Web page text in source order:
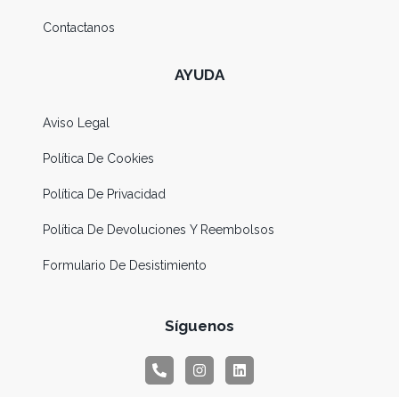
Contactanos
AYUDA
Aviso Legal
Política De Cookies
Política De Privacidad
Política De Devoluciones Y Reembolsos
Formulario De Desistimiento
Síguenos